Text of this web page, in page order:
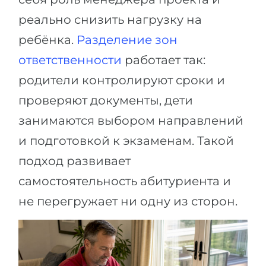
реально снизить нагрузку на
ребёнка. Разделение зон
ответственности работает так:
родители контролируют сроки и
проверяют документы, дети
занимаются выбором направлений
и подготовкой к экзаменам. Такой
подход развивает
самостоятельность абитуриента и
не перегружает ни одну из сторон.